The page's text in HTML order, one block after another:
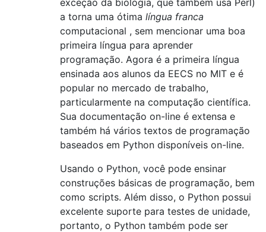
exceção da biologia, que também usa Perl)
a torna uma ótima língua franca
computacional , sem mencionar uma boa
primeira língua para aprender
programação. Agora é a primeira língua
ensinada aos alunos da EECS no MIT e é
popular no mercado de trabalho,
particularmente na computação científica.
Sua documentação on-line é extensa e
também há vários textos de programação
baseados em Python disponíveis on-line.
Usando o Python, você pode ensinar
construções básicas de programação, bem
como scripts. Além disso, o Python possui
excelente suporte para testes de unidade,
portanto, o Python também pode ser